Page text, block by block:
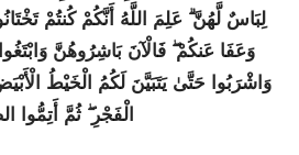
لِبَاسٌ لَّهُنَّ ۗ عَلِمَ اللَّهُ أَنَّكُمْ كُنتُمْ
وَعَفَا عَنكُمْ ۖ فَالْآنَ بَاشِرُوهُنَّ
وَاشْرَبُوا حَتَّىٰ يَتَبَيَّنَ لَكُمُ الْخَيْطُ
الْفَجْرِ ۖ ثُمَّ أَتِمُّوا